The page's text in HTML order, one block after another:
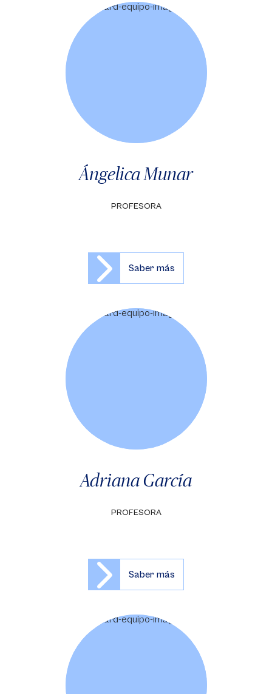
Ángelica Munar
PROFESORA
Saber más
Adriana García
PROFESORA
Saber más